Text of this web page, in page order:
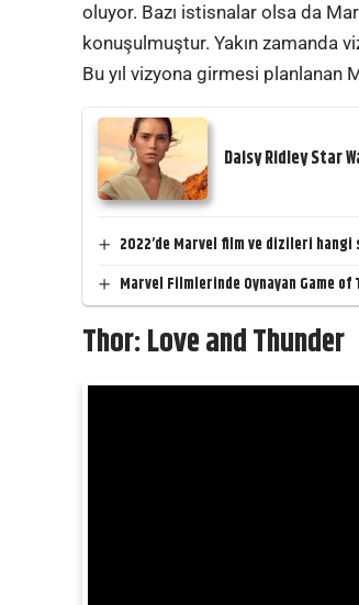
oluyor. Bazı istisnalar olsa da
konuşulmuştur. Yakın zamanda
Bu yıl vizyona girmesi planlanan
Daisy Ridley Star
2022’de Marvel film ve dizileri hangi
Marvel Filmlerinde Oynayan Game of
Thor: Love and Thunder